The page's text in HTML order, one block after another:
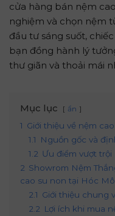
cửa hàng bán nệm
nghiệm và chọn nệm
đầu tư sáng suốt,
bạn đồng hành lý
thư giãn và thoải mái
Mục lục ẩn
1 Giới thiệu về nệm
1.1
Nguồn gốc và
1.2 Ưu điểm vượt trội
2 Showrom Nệm
cao su non tại Hóc
2.1 Giới thiệu chung
2.2 Lợi ích khi mua